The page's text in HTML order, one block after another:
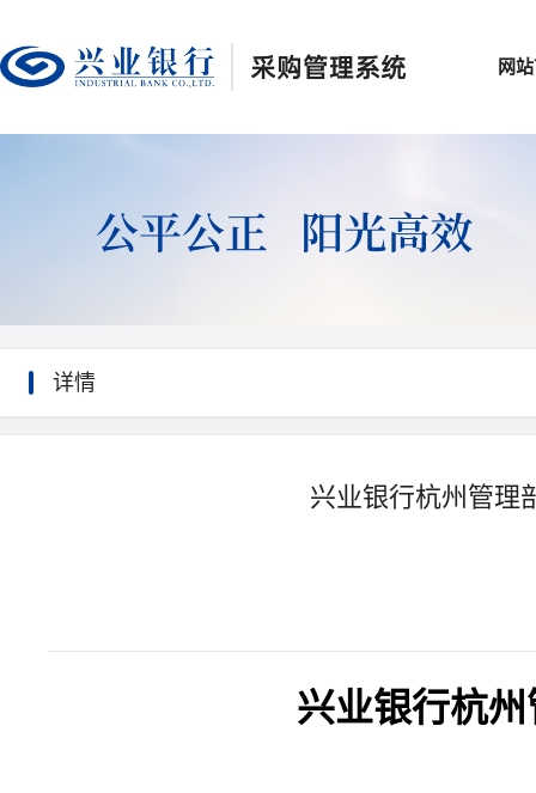
网
详情
兴业银行杭州管理
兴业银行杭